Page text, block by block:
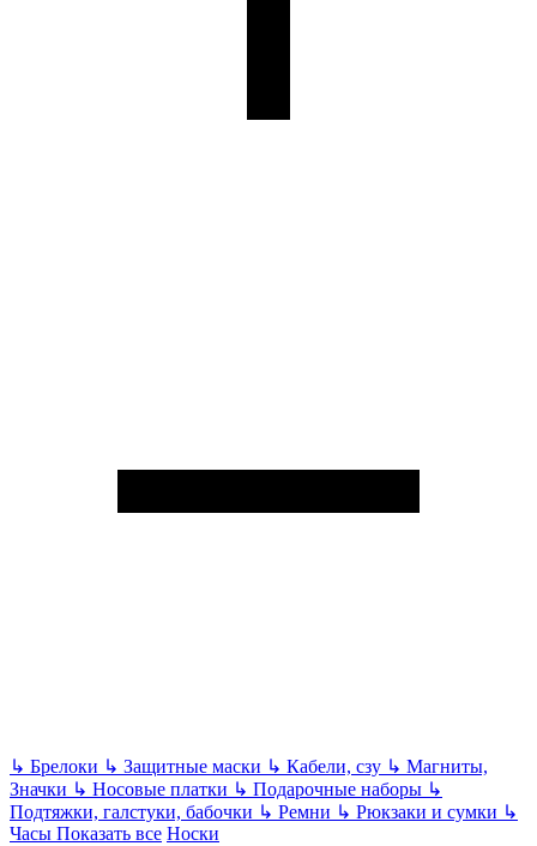
↳ Брелоки ↳ Защитные маски ↳ Кабели, сзу ↳ Магниты,
Значки ↳ Носовые платки ↳ Подарочные наборы ↳
Подтяжки, галстуки, бабочки ↳ Ремни ↳ Рюкзаки и сумки ↳
Часы Показать все Носки